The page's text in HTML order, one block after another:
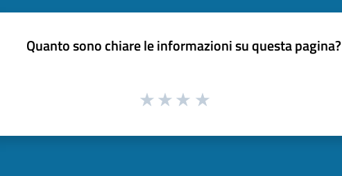
Quanto sono chiare le informazioni su questa pagina?